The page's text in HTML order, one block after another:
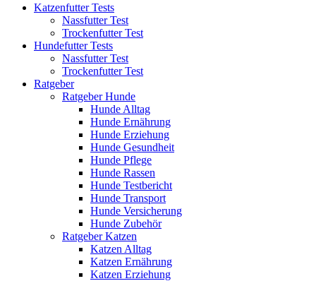
Katzenfutter Tests
Nassfutter Test
Trockenfutter Test
Hundefutter Tests
Nassfutter Test
Trockenfutter Test
Ratgeber
Ratgeber Hunde
Hunde Alltag
Hunde Ernährung
Hunde Erziehung
Hunde Gesundheit
Hunde Pflege
Hunde Rassen
Hunde Testbericht
Hunde Transport
Hunde Versicherung
Hunde Zubehör
Ratgeber Katzen
Katzen Alltag
Katzen Ernährung
Katzen Erziehung